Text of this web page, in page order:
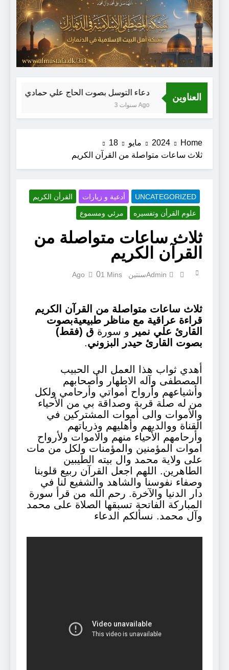
العناوين دعاء التوسل بصوت الحاج علي حمادي
3 سنوات Ago
Home
2024 مايو
18
ثلاث ساعات متواصلة من القرآن الكريم
UNCATEGORIZED أدعية و زيارات
القرأن الكريم
علوم القرأن وتفسيره
مرئي ومسموع
ثلاث ساعات متواصلة من
القرآن الكريم
Adminسنتين Ago 01 Mins
ثلاث ساعات متواصلة من القرآن الكريم
قراءة عراقية مع مناظر طبيعيةبصوت
القارئ علي نمير و سورة ق (فقط)
بصوت القارئ حيدر البزوني.
أهدي ثواب هذا العمل الى الحبيب
المصطفى وآله الاطهار وأصحابهم
وأشياعهم وأرواح أمواتي وأرحامي ولكل
من له صلة قربة وصداقة بي من الأحياء
والأموات والى أموات المشتركين في
القناة ووالديهم وأهليهم وذرياتهم
وأرحامهم الأحياء منهم والاموات ولأرواح
اموات المؤمنين والمؤمنات ولكل من مات
على ولاية محمد وال بيته الطيبين
الطاهرين. اللهم اجعل القرآن ربيع قلوبنا
وصفاء نفوسنا والشاهد والشفيع لنا في
دار الدنيا والآخرة. رحم الله من قرأ سورة
المباركة الفاتحة تسبقها الصلاة على محمد
وآل محمد. نسألكم الدعاء